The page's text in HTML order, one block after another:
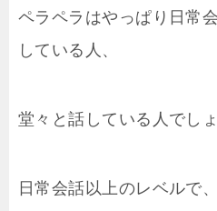
ペラペラはやっぱり日常
している人、
堂々と話している人でしょ
日常会話以上のレベルで